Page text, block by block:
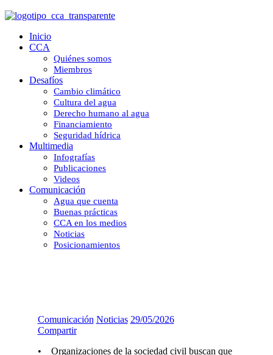
Inicio
CCA
Quiénes somos
Miembros
Desafíos
Cambio climático
Cultura del agua
Derecho humano al agua
Financiamiento
Seguridad hídrica
Multimedia
Infografías
Publicaciones
Videos
Comunicación
Agua que cuenta
Buenas prácticas
CCA en los medios
Noticias
Posicionamientos
Comunicación Noticias 29/05/2026
Compartir
• Organizaciones de la sociedad civil buscan que